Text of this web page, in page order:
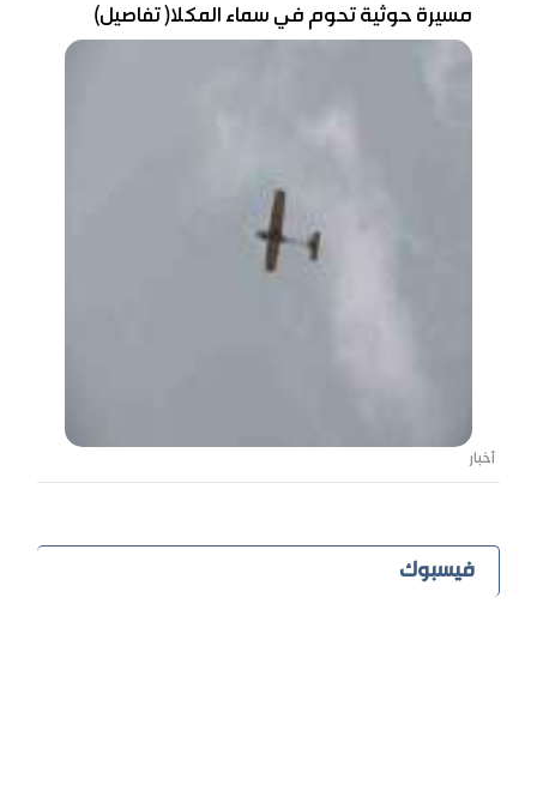
مسيرة حوثية تحوم في سماء المكلا( تفاصيل)
أخبار
فيسبوك